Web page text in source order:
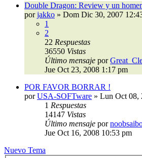
Double Dragon: Review y un
porjakko » Dom Dic 30, 2007
1
2
22 Respuestas
36550 Vistas
Último mensaje por
Jue Oct 23, 2008 1:17 pm
POR FAVOR BORRAR !
porUSA-SOFTware » Lun Oct 08,
1 Respuestas
14147 Vistas
Último mensaje por
Jue Oct 16, 2008 10:53 pm
Nuevo Tema